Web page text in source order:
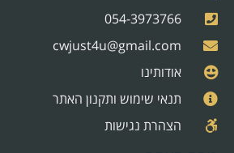
054-3973766
cwjust4u@gmail.com
אודותינו
תנאי שימוש ותקנון האתר
הצהרת נגישות